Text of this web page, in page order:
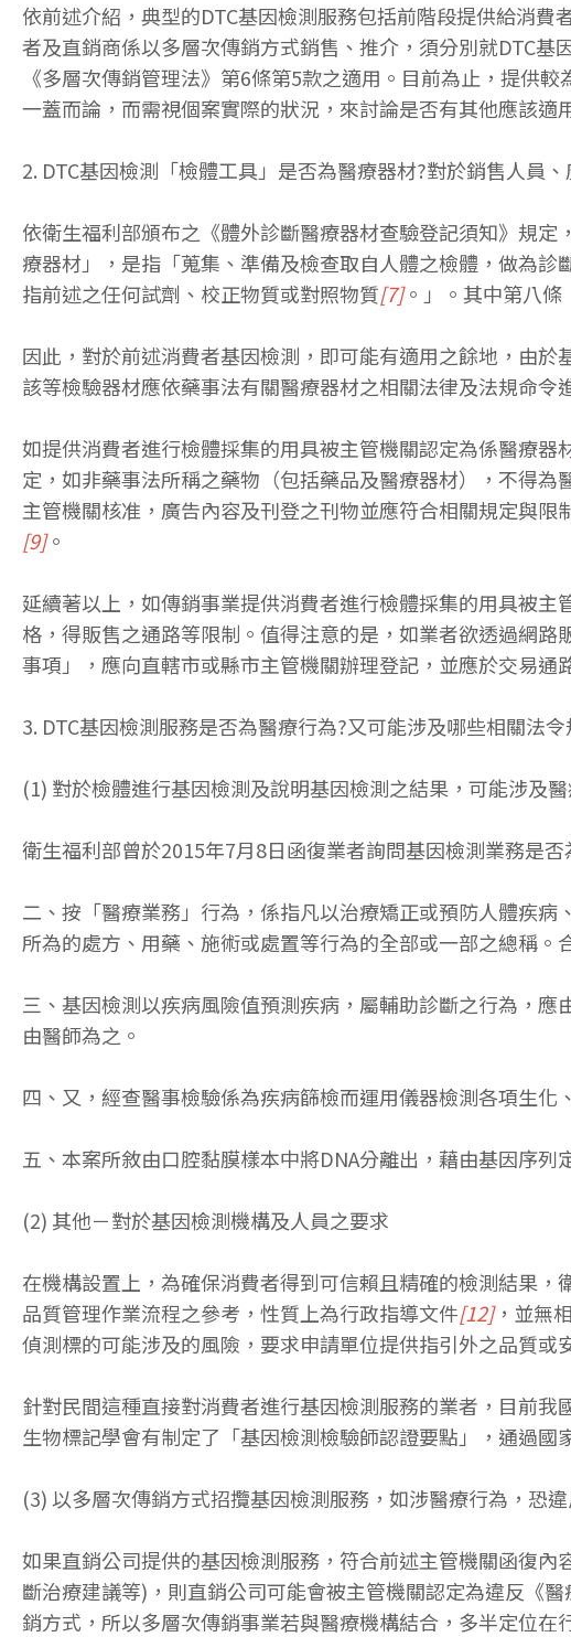
依前述介紹，典型的DTC基因檢測服務包括前階段提供給消
者及直銷商係以多層次傳銷方式銷售、推介，須分別就DTC
《多層次傳銷管理法》第6條第5款之適用。目前為止，提供
一蓋而論，而需視個案實際的狀況，來討論是否有其他應該適
2. DTC基因檢測「檢體工具」是否為醫療器材?對於銷售人員
依衛生福利部頒布之《體外診斷醫療器材查驗登記須知》規
療器材」，是指「蒐集、準備及檢查取自人體之檢體，做為
指前述之任何試劑、校正物質或對照物質[7]。」。其中第八條
因此，對於前述消費者基因檢測，即可能有適用之餘地，由
該等檢驗器材應依藥事法有關醫療器材之相關法律及法規命令
如提供消費者進行檢體採集的用具被主管機關認定為係醫療器
定，如非藥事法所稱之藥物（包括藥品及醫療器材），不得
主管機關核准，廣告內容及刊登之刊物並應符合相關規定與
[9]。
延續著以上，如傳銷事業提供消費者進行檢體採集的用具被
格，得販售之通路等限制。值得注意的是，如業者欲透過網
事項」，應向直轄市或縣市主管機關辦理登記，並應於交易
3. DTC基因檢測服務是否為醫療行為?又可能涉及哪些相關法令
(1) 對於檢體進行基因檢測及說明基因檢測之結果，可能涉及
衛生福利部曾於2015年7月8日函復業者詢問基因檢測業務是
二、按「醫療業務」行為，係指凡以治療矯正或預防人體疾
所為的處方、用藥、施術或處置等行為的全部或一部之總稱。
三、基因檢測以疾病風險值預測疾病，屬輔助診斷之行為，
由醫師為之。
四、又，經查醫事檢驗係為疾病篩檢而運用儀器檢測各項生
五、本案所敘由口腔黏膜樣本中將DNA分離出，藉由基因序
(2) 其他－對於基因檢測機構及人員之要求
在機構設置上，為確保消費者得到可信賴且精確的檢測結果
品質管理作業流程之參考，性質上為行政指導文件[12]，並無
偵測標的可能涉及的風險，要求申請單位提供指引外之品質或
針對民間這種直接對消費者進行基因檢測服務的業者，目前
生物標記學會有制定了「基因檢測檢驗師認證要點」，通過
(3) 以多層次傳銷方式招攬基因檢測服務，如涉醫療行為，恐
如果直銷公司提供的基因檢測服務，符合前述主管機關函復
斷治療建議等)，則直銷公司可能會被主管機關認定為違反《
銷方式，所以多層次傳銷事業若與醫療機構結合，多半定位